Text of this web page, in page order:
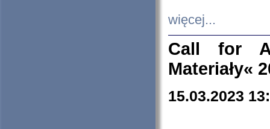
więcej...
Call for
Materiały«
15.03.2023